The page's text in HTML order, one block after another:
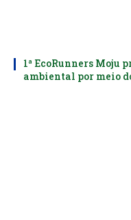
1ª EcoRunners Moju
ambiental por meio